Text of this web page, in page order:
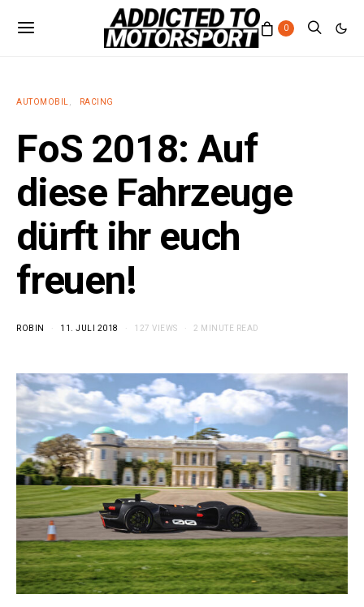
0
AUTOMOBIL RACING
FoS 2018: Auf
diese Fahrzeuge
dürft ihr euch
freuen!
ROBIN 11. JULI 2018 127 VIEWS 2 MINUTE READ